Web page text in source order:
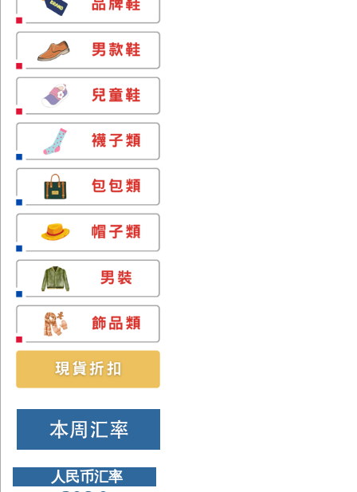
人民币汇率